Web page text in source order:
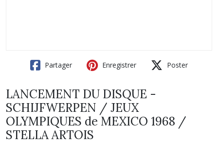
Partager Enregistrer Poster
LANCEMENT DU DISQUE -
SCHIJFWERPEN / JEUX
OLYMPIQUES de MEXICO 1968 /
STELLA ARTOIS